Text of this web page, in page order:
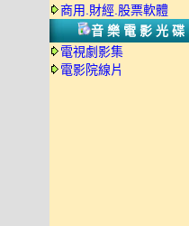
商用.財經.股票軟體
音樂電影光碟
電視劇影集
電影院線片